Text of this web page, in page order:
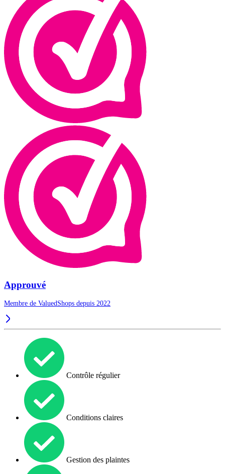
Approuvé
Membre de ValuedShops depuis 2022
Contrôle régulier
Conditions claires
Gestion des plaintes